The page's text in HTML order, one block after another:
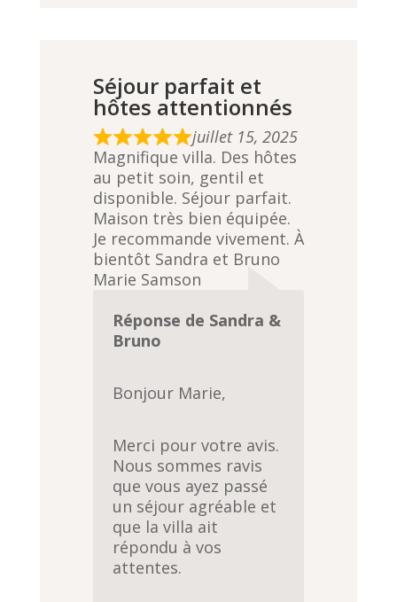
Séjour parfait et
hôtes attentionnés
R
a
t
e
d
5
,
0
u
t
f
juillet 15, 2025
Magnifique villa. Des hôtes
au petit soin, gentil et
disponible. Séjour parfait.
Maison très bien équipée.
Je recommande vivement. À
bientôt Sandra et Bruno
Marie Samson
Réponse de Sandra &
Bruno
Bonjour Marie,
Merci pour votre avis.
Nous sommes ravis
que vous ayez passé
un séjour agréable et
que la villa ait
répondu à vos
attentes.